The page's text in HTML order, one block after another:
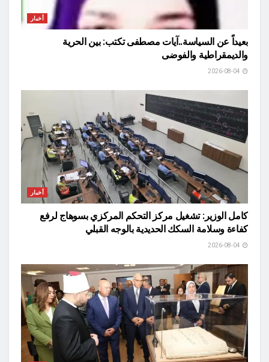
أخبار
بعيداً عن السياسة..آيات مصطفى تكتب: بين الحرية
والديمقراطية والفوضى
أخبار
كامل الوزير: تشغيل مركز التحكم المركزي بسوهاج لرفع
كفاءة وسلامة السكك الحديدية بالوجه القبلي